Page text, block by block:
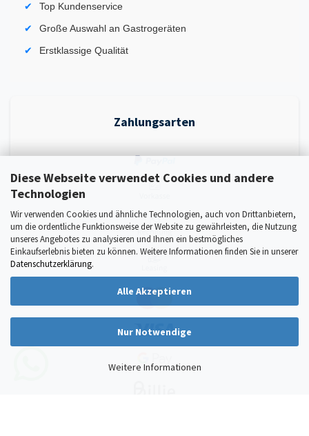
Diese Webseite verwendet Cookies und andere
Technologien
Wir verwenden Cookies und ähnliche Technologien, auch von Drittanbietern,
um die ordentliche Funktionsweise der Website zu gewährleisten, die Nutzung
unseres Angebotes zu analysieren und Ihnen ein bestmögliches
Einkaufserlebnis bieten zu können. Weitere Informationen finden Sie in unserer
Datenschutzerklärung.
Alle Akzeptieren
Nur Notwendige
Weitere Informationen
Top Kundenservice
Große Auswahl an Gastrogeräten
Erstklassige Qualität
Zahlungsarten